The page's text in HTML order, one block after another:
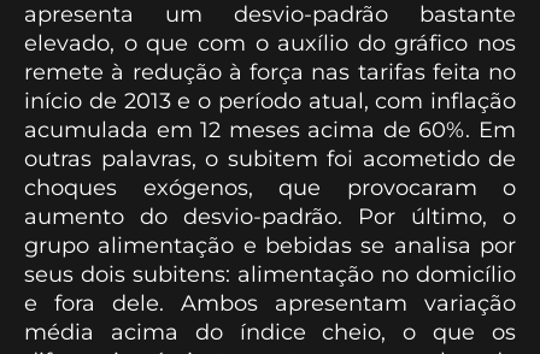
apresenta um desvio-padrão bastante
elevado, o que com o auxílio do gráfico nos
remete à redução à força nas tarifas feita no
início de 2013 e o período atual, com inflação
acumulada em 12 meses acima de 60%. Em
outras palavras, o subitem foi acometido de
choques exógenos, que provocaram o
aumento do desvio-padrão. Por último, o
grupo alimentação e bebidas se analisa por
seus dois subitens: alimentação no domicílio
e fora dele. Ambos apresentam variação
média acima do índice cheio, o que os